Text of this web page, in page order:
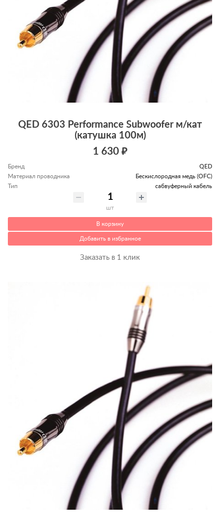
QED 6303 Performance Subwoofer м/кат
(катушка 100м)
1 630 ₽
Бренд
QED
Материал проводника
Беcкислородная медь (OFC)
Тип
сабвуферный кабель
шт
В корзину
Добавить в избранное
Заказать в 1 клик